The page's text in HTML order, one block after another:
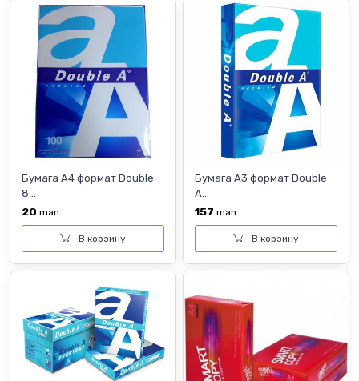
Бумага А4 формат Double
8...
20 man
В корзину
Бумага А3 формат Double
A...
157 man
В корзину